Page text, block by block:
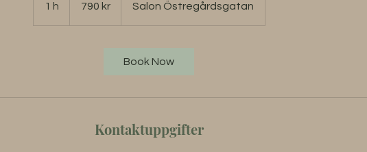
1 h
kronor790 kr Salon Östregårdsgatan
Book Now
Kontaktuppgifter